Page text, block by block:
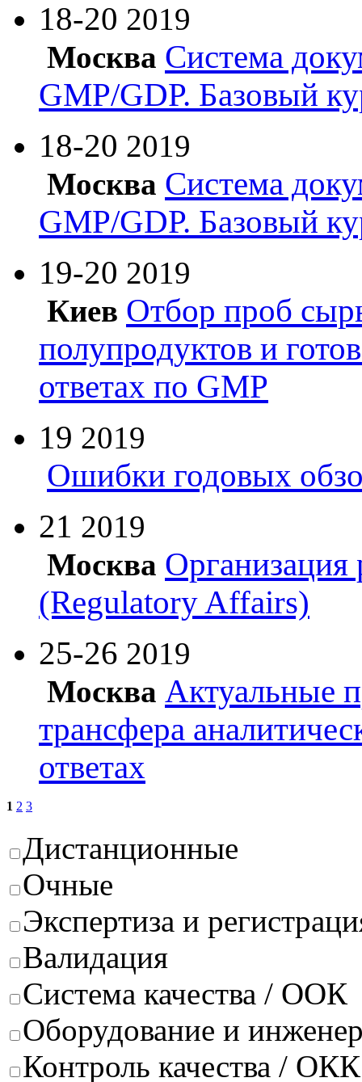
18-20 2019
Москва Система
GMP/GDP. Базовый
18-20 2019
Москва Система
GMP/GDP. Базовый
19-20 2019
Киев Отбор проб
полупродуктов и
ответах по GMP
19 2019
Ошибки годовых
21 2019
Москва Организация
(Regulatory Affairs)
25-26 2019
Москва Актуальные
трансфера
ответах
1 2 3
Дистанционные
Очные
Экспертиза и
Валидация
Система качества / ООК
Оборудование и
Контроль качества / ОКК